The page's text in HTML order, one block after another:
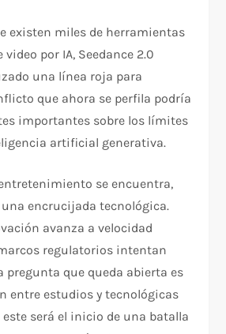
existen miles de herramientas
por IA, Seedance 2.0
una línea roja para
que ahora se perfila podría
importantes sobre los límites
artificial generativa.
se encuentra,
una encrucijada tecnológica.
avanza a velocidad
regulatorios intentan
pregunta que queda abierta es
entre estudios y tecnológicas
este será el inicio de una batalla